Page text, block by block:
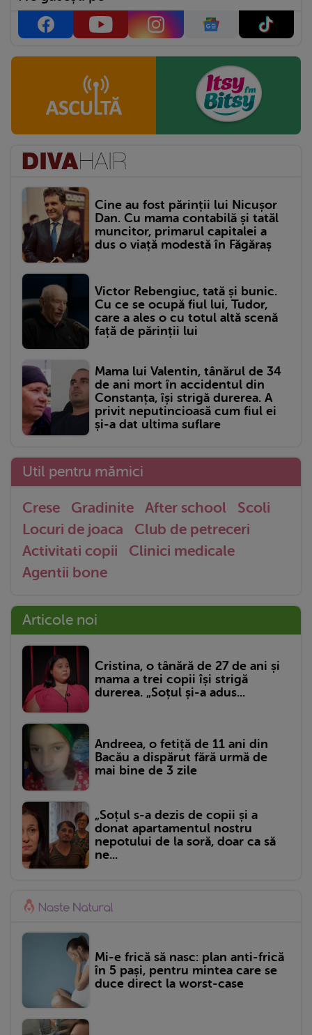
Cine au fost părinții lui Nicușor
Dan. Cu mama contabilă și tatăl
muncitor, primarul capitalei a
dus o viață modestă în Făgăraș
Victor Rebengiuc, tată și bunic.
Cu ce se ocupă fiul lui, Tudor,
care a ales o cu totul altă scenă
față de părinții lui
Mama lui Valentin, tânărul de 34
de ani mort în accidentul din
Constanța, își strigă durerea. A
privit neputincioasă cum fiul ei
și-a dat ultima suflare
Util pentru mămici
Crese Gradinite After school
Scoli
Locuri de joaca
Club de petreceri
Activitati copii
Clinici medicale
Agentii bone
Articole noi
Cristina, o tânără de 27 de ani și
mama a trei copii își strigă
durerea. „Soțul și-a adus...
Andreea, o fetiță de 11 ani din
Bacău a dispărut fără urmă de
mai bine de 3 zile
„Soțul s-a dezis de copii și a
donat apartamentul nostru
nepotului de la soră, doar ca să
ne...
Mi-e frică să nasc: plan anti-frică
în 5 pași, pentru mintea care se
duce direct la worst-case